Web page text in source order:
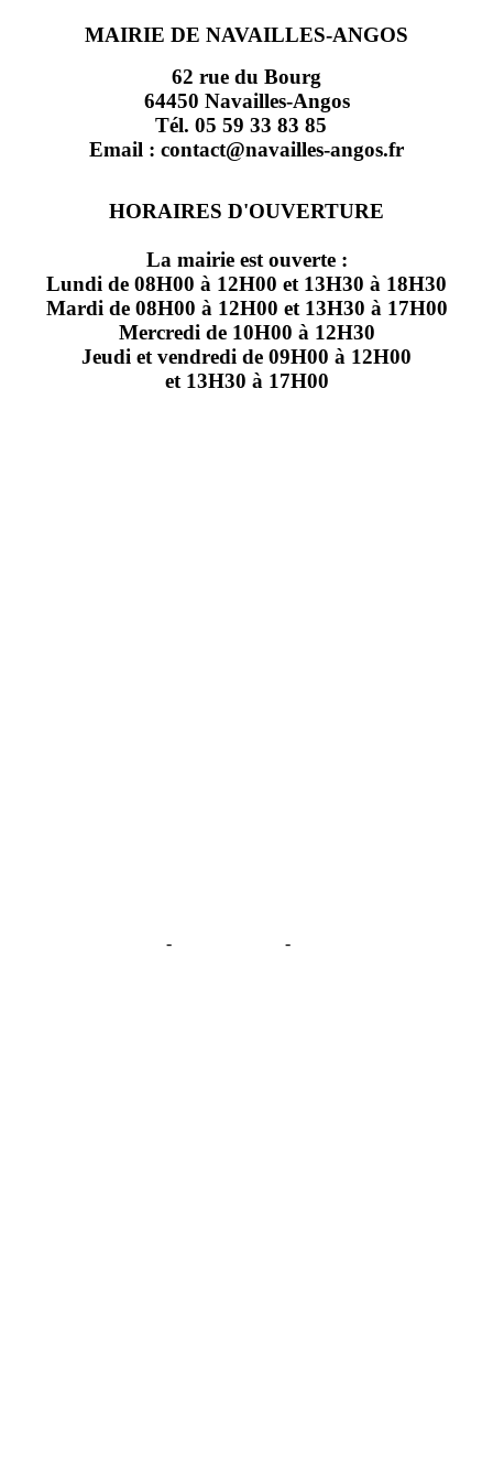
MAIRIE DE NAVAILLES-ANGOS
62 rue du Bourg
64450 Navailles-Angos
Tél. 05 59 33 83 85
Email : contact@navailles-angos.fr
HORAIRES D'OUVERTURE
La mairie est ouverte :
Lundi de 08H00 à 12H00 et 13H30 à 18H30
Mardi de 08H00 à 12H00 et 13H30 à 17H00
Mercredi de 10H00 à 12H30
Jeudi et vendredi de 09H00 à 12H00
et 13H30 à 17H00
- -